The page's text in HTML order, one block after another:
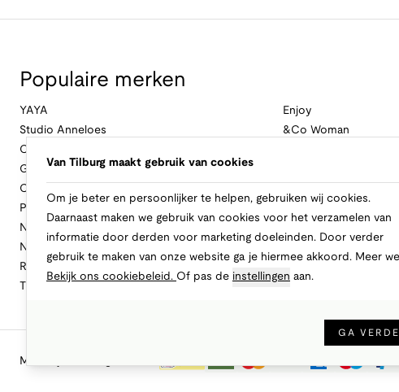
Populaire merken
YAYA
Studio Anneloes
Cambio
Geisha
Cast Iron
Profuomo
No Excess
New Balance
Rinascimento
Tramontana
Enjoy
&Co Woman
Makkelijk en veilig betalen
Van Tilburg maakt gebruik van cookies
Om je beter en persoonlijker te helpen, gebruiken wij cookies.
Daarnaast maken we gebruik van cookies voor het verzamelen van
informatie door derden voor marketing doeleinden. Door verder
gebruik te maken van onze website ga je hiermee akkoord. Meer
Bekijk ons cookiebeleid. Of pas de instellingen aan.
GA